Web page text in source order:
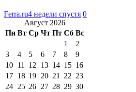
Ferra.ru4 недели спустя 0
Август 2026
Пн Вт Ср Чт Пт Сб Вс
1
2
3
4 5 6 7 8
9
10 11 12 13 14 15 16
17 18 19 20 21 22 23
24 25 26 27 28 29 30